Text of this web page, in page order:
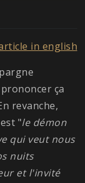
in english
ça
revanche,
est "le démon
qui veut nous
nuits
et l'invité